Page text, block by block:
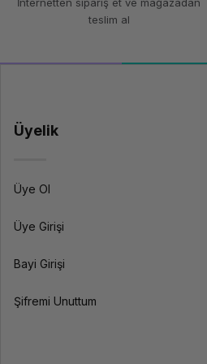
teslim al
Üyelik
Üye Ol
Üye Girişi
Bayi Girişi
Şifremi Unuttum